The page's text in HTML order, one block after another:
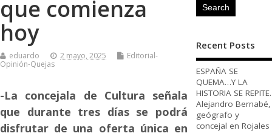
que comienza
hoy
eduardo 2 mayo, 2025
Editorial-
Opinión-Quejas
-La concejala de Cultura señala
que durante tres días se podrá
disfrutar de una oferta única en
Recent Posts
ESPAÑA SE
QUEMA…Y LA
HISTORIA SE REPITE.
Alejandro Bernabé,
geógrafo y
concejal en Rojales